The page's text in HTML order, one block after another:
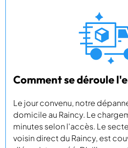
Comment se déroule
Le jour convenu, notre
domicile au Raincy. Le
minutes selon l'accès. Le
voisin direct du Raincy, est